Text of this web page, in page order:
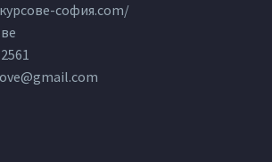
софия.com/